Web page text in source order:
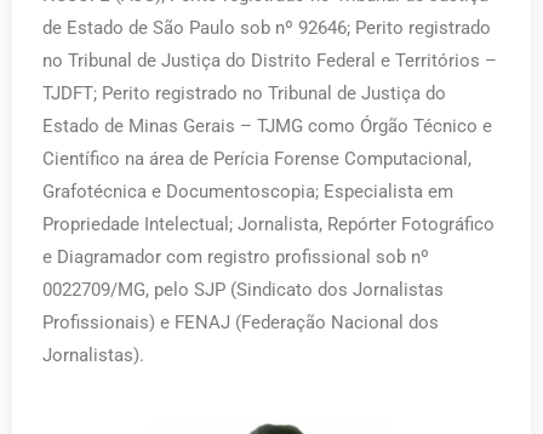
de Estado de São Paulo sob nº 92646; Perito registrado
no Tribunal de Justiça do Distrito Federal e Territórios –
TJDFT; Perito registrado no Tribunal de Justiça do
Estado de Minas Gerais – TJMG como Órgão Técnico e
Científico na área de Perícia Forense Computacional,
Grafotécnica e Documentoscopia; Especialista em
Propriedade Intelectual; Jornalista, Repórter Fotográfico
e Diagramador com registro profissional sob nº
0022709/MG, pelo SJP (Sindicato dos Jornalistas
Profissionais) e FENAJ (Federação Nacional dos
Jornalistas).